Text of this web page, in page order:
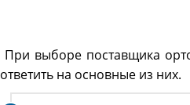
При выборе поставщика
ответить на основные из них.